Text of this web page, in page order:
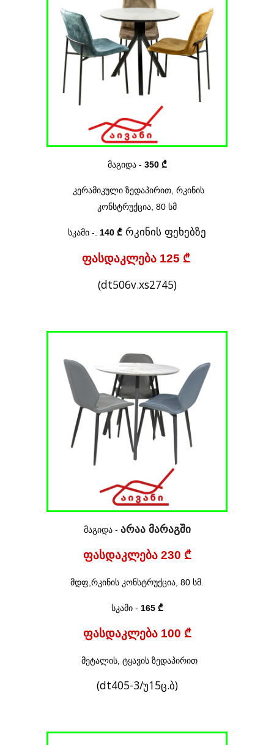
მაგიდა - 350 ₾
კერამიკული ზედაპირით, რკინის
კონსტრუქცია, 80 სმ
სკამი - 140 ₾ რკინის ფეხებზე
ფასდაკლება 125 ₾
(dt506v.xs2745)
მაგიდა - არაა მარაგში
ფასდაკლება 230 ₾
მდფ,რკინის კონსტრუქცია, 80 სმ.
სკამი - 165 ₾
ფასდაკლება 100 ₾
მეტალის, ტყავის ზედაპირით
(dt405-3/უ15ც.ბ)